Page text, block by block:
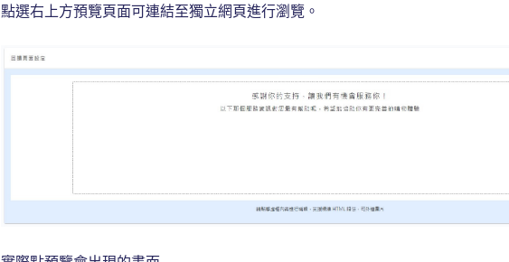
點選右上方預覽頁面可連結至獨立網頁進行瀏覽。